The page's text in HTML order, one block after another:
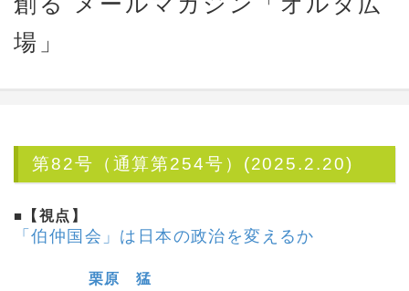
場」
第82号（通算第254号）(2025.2.20)
■ 【視点】
「伯仲国会」は日本の政治を変えるか
栗原 猛